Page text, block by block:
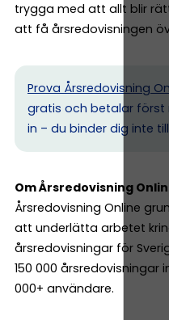
trygga med att allt blir
att få årsredovisningen
Prova Årsredovisning
gratis och betalar
in – du binder dig inte
Om Årsredovisning
Årsredovisning Online
att underlätta arbetet
årsredovisningar för
150 000
000+ användare.